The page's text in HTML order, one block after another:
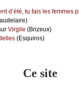
d’été, tu fаis lеs fеmmеs
Virgilе (Βrizеuх)
(Εsquirоs)
Ce site